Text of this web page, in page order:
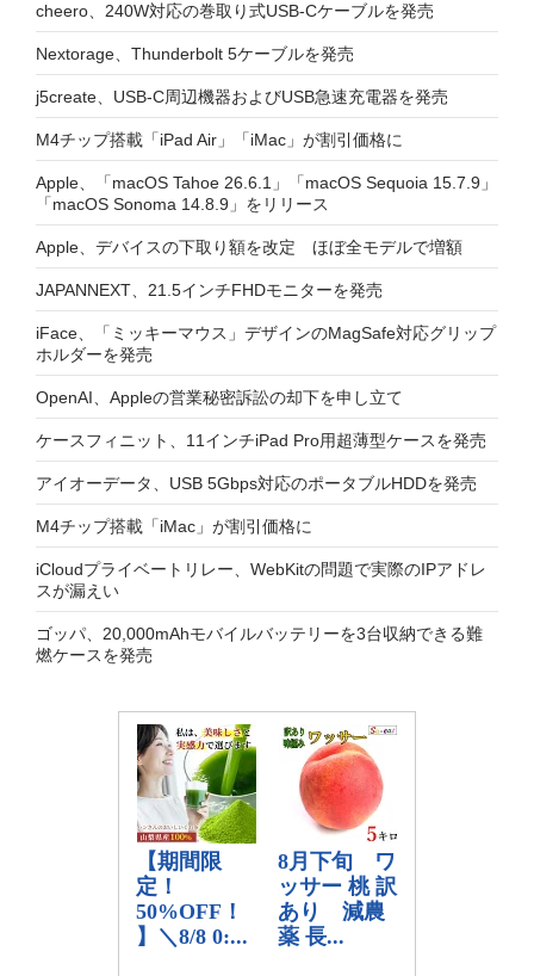
cheero、240W対応の巻取り式USB-Cケーブルを発売
Nextorage、Thunderbolt 5ケーブルを発売
j5create、USB-C周辺機器およびUSB急速充電器を発売
M4チップ搭載「iPad Air」「iMac」が割引価格に
Apple、「macOS Tahoe 26.6.1」「macOS Sequoia 15.7.9」
「macOS Sonoma 14.8.9」をリリース
Apple、デバイスの下取り額を改定 ほぼ全モデルで増額
JAPANNEXT、21.5インチFHDモニターを発売
iFace、「ミッキーマウス」デザインのMagSafe対応グリップ
ホルダーを発売
OpenAI、Appleの営業秘密訴訟の却下を申し立て
ケースフィニット、11インチiPad Pro用超薄型ケースを発売
アイオーデータ、USB 5Gbps対応のポータブルHDDを発売
M4チップ搭載「iMac」が割引価格に
iCloudプライベートリレー、WebKitの問題で実際のIPアドレ
スが漏えい
ゴッパ、20,000mAhモバイルバッテリーを3台収納できる難
燃ケースを発売